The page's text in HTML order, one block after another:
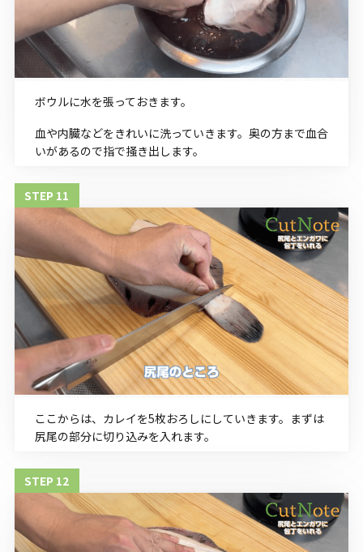
ボウルに水を張っておきます。
血や内臓などをきれいに洗っていきます。奥の方まで血合
いがあるので指で掻き出します。
ここからは、カレイを5枚おろしにしていきます。まずは
尻尾の部分に切り込みを入れます。